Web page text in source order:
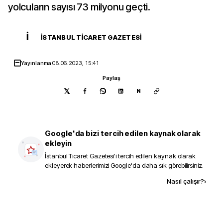
yolcuların sayısı 73 milyonu geçti.
İ İSTANBUL TICARET GAZETESI
Yayınlanma08.06.2023, 15:41
Paylaş
N
Google'da bizi tercih edilen kaynak olarak
ekleyin
İstanbul Ticaret Gazetesi'i tercih edilen kaynak olarak
ekleyerek haberlerimizi Google'da daha sık görebilirsiniz.
Nasıl çalışır?›